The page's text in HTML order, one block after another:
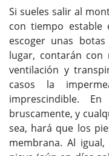
Si sueles salir al
con tiempo estable
escoger unas
lugar, contarán con
ventilación y
casos la
imprescindible.
bruscamente, y
sea, hará que los
membrana. Al